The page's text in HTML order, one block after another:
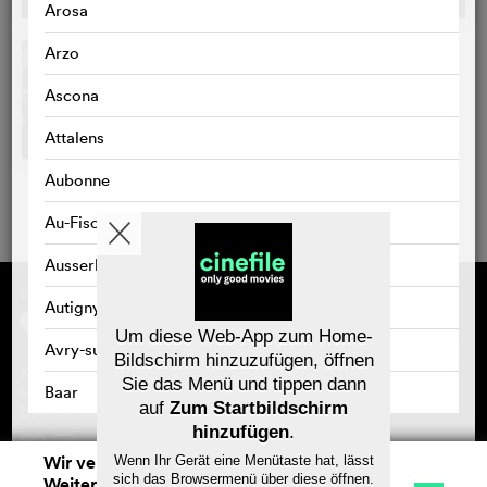
Arosa
Arzo
Ascona
Attalens
Aubonne
Au-Fischingen
Ausserbinn
Autigny
Avry-sur-Matran
Baar
Bad Zurzach
Baden Speichern
Gefördert von
Kontakt
Impressum
Datenschutz
Newsletter
Häufig gestellte Fragen (FAQ)
Gutscheine
Wir verwenden Cookies. Mit dem
Um diese Web-App zum Home-
Bildschirm hinzuzufügen, öffnen
Sie das Menü und tippen dann
auf Zum Startbildschirm
hinzufügen.
Wenn Ihr Gerät eine Menütaste hat, lässt
sich das Browsermenü über diese öffnen.